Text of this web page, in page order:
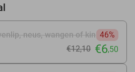
neus, wangen of kin 46%
€12,10 €6,50